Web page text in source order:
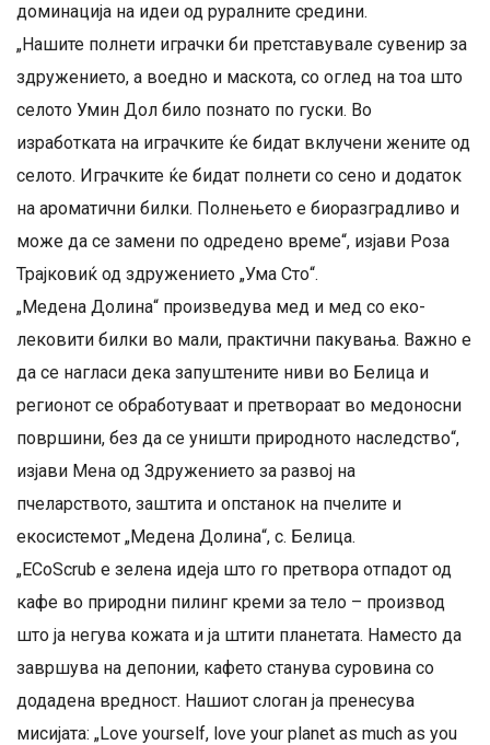
доминација на идеи од руралните средини.
„Нашите полнети играчки би претставувале сувенир за
здружението, а воедно и маскота, со оглед на тоа што
селото Умин Дол било познато по гуски. Во
изработката на играчките ќе бидат вклучени жените од
селото. Играчките ќе бидат полнети со сено и додаток
на ароматични билки. Полнењето е биоразградливо и
може да се замени по одредено време“, изјави Роза
Трајковиќ од здружението „Ума Сто“.
„Медена Долина“ произведува мед и мед со еко-
лековити билки во мали, практични пакувања. Важно е
да се нагласи дека запуштените ниви во Белица и
регионот се обработуваат и претвораат во медоносни
површини, без да се уништи природното наследство“,
изјави Мена од Здружението за развој на
пчеларството, заштита и опстанок на пчелите и
екосистемот „Медена Долина“, с. Белица.
„ECoScrub е зелена идеја што го претвора отпадот од
кафе во природни пилинг креми за тело – производ
што ја негува кожата и ја штити планетата. Наместо да
завршува на депонии, кафето станува суровина со
додадена вредност. Нашиот слоган ја пренесува
мисијата: „Love yourself, love your planet as much as you